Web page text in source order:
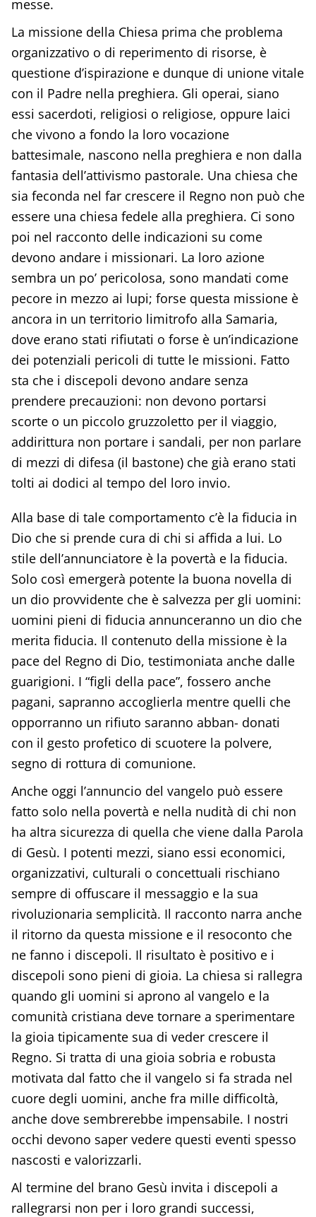
messe.
La missione della Chiesa prima che problema
organizzativo o di reperimento di risorse, è
questione d’ispirazione e dunque di unione vitale
con il Padre nella preghiera. Gli operai, siano
essi sacerdoti, religiosi o religiose, oppure laici
che vivono a fondo la loro vocazione
battesimale, nascono nella preghiera e non dalla
fantasia dell’attivismo pastorale. Una chiesa che
sia feconda nel far crescere il Regno non può che
essere una chiesa fedele alla preghiera. Ci sono
poi nel racconto delle indicazioni su come
devono andare i missionari. La loro azione
sembra un po’ pericolosa, sono mandati come
pecore in mezzo ai lupi; forse questa missione è
ancora in un territorio limitrofo alla Samaria,
dove erano stati rifiutati o forse è un’indicazione
dei potenziali pericoli di tutte le missioni. Fatto
sta che i discepoli devono andare senza
prendere precauzioni: non devono portarsi
scorte o un piccolo gruzzoletto per il viaggio,
addirittura non portare i sandali, per non parlare
di mezzi di difesa (il bastone) che già erano stati
tolti ai dodici al tempo del loro invio.
Alla base di tale comportamento c’è la fiducia in
Dio che si prende cura di chi si affida a lui. Lo
stile dell’annunciatore è la povertà e la fiducia.
Solo così emergerà potente la buona novella di
un dio provvidente che è salvezza per gli uomini:
uomini pieni di fiducia annunceranno un dio che
merita fiducia. Il contenuto della missione è la
pace del Regno di Dio, testimoniata anche dalle
guarigioni. I “figli della pace”, fossero anche
pagani, sapranno accoglierla mentre quelli che
opporranno un rifiuto saranno abban- donati
con il gesto profetico di scuotere la polvere,
segno di rottura di comunione.
Anche oggi l’annuncio del vangelo può essere
fatto solo nella povertà e nella nudità di chi non
ha altra sicurezza di quella che viene dalla Parola
di Gesù. I potenti mezzi, siano essi economici,
organizzativi, culturali o concettuali rischiano
sempre di offuscare il messaggio e la sua
rivoluzionaria semplicità. Il racconto narra anche
il ritorno da questa missione e il resoconto che
ne fanno i discepoli. Il risultato è positivo e i
discepoli sono pieni di gioia. La chiesa si rallegra
quando gli uomini si aprono al vangelo e la
comunità cristiana deve tornare a sperimentare
la gioia tipicamente sua di veder crescere il
Regno. Si tratta di una gioia sobria e robusta
motivata dal fatto che il vangelo si fa strada nel
cuore degli uomini, anche fra mille difficoltà,
anche dove sembrerebbe impensabile. I nostri
occhi devono saper vedere questi eventi spesso
nascosti e valorizzarli.
Al termine del brano Gesù invita i discepoli a
rallegrarsi non per i loro grandi successi,